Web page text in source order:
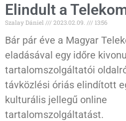
Elindult a
Szalay Dániel 2023.02.09. 13:56
Bár pár éve a Magyar
eladásával egy időre
tartalomszolgáltatói
távközlési óriás elindított
kulturális jellegű online
tartalomszolgáltatást.